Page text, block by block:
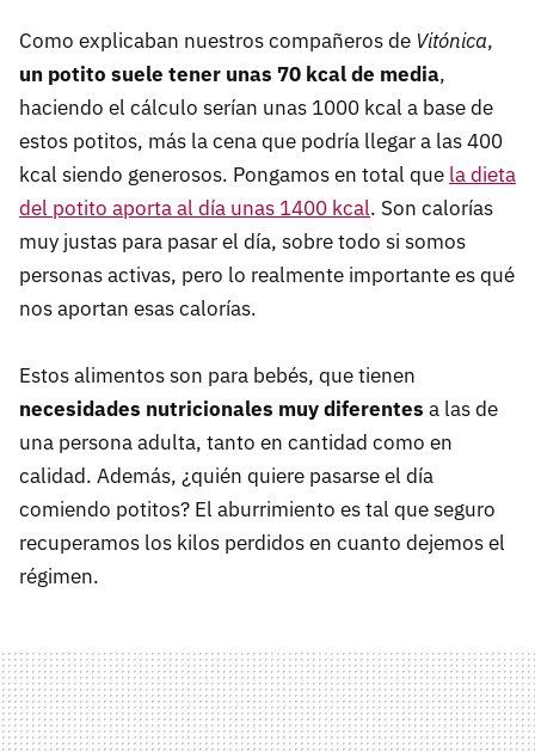
Como explicaban nuestros compañeros de Vitónica,
un potito suele tener unas 70 kcal de media,
haciendo el cálculo serían unas 1000 kcal a base de
estos potitos, más la cena que podría llegar a las 400
kcal siendo generosos. Pongamos en total que la dieta
del potito aporta al día unas 1400 kcal. Son calorías
muy justas para pasar el día, sobre todo si somos
personas activas, pero lo realmente importante es qué
nos aportan esas calorías.
Estos alimentos son para bebés, que tienen
necesidades nutricionales muy diferentes a las de
una persona adulta, tanto en cantidad como en
calidad. Además, ¿quién quiere pasarse el día
comiendo potitos? El aburrimiento es tal que seguro
recuperamos los kilos perdidos en cuanto dejemos el
régimen.